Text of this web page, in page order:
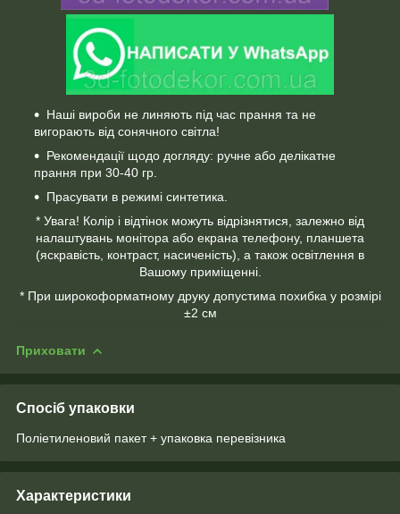
Наші вироби не линяють під час прання та не
вигорають від сонячного світла!
Рекомендації щодо догляду: ручне або делікатне
прання при 30-40 гр.
Прасувати в режимі синтетика.
* Увага! Колір і відтінок можуть відрізнятися, залежно від
налаштувань монітора або екрана телефону, планшета
(яскравість, контраст, насиченість), а також освітлення в
Вашому приміщенні.
* При широкоформатному друку допустима похибка у розмірі
±2 см
Приховати
Спосіб упаковки
Поліетиленовий пакет + упаковка перевізника
Характеристики